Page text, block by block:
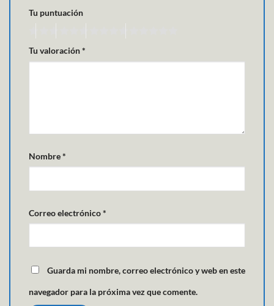
Tu puntuación
Tu valoración*
Nombre*
Correo electrónico*
Guarda mi nombre, correo electrónico y web en este
navegador para la próxima vez que comente.